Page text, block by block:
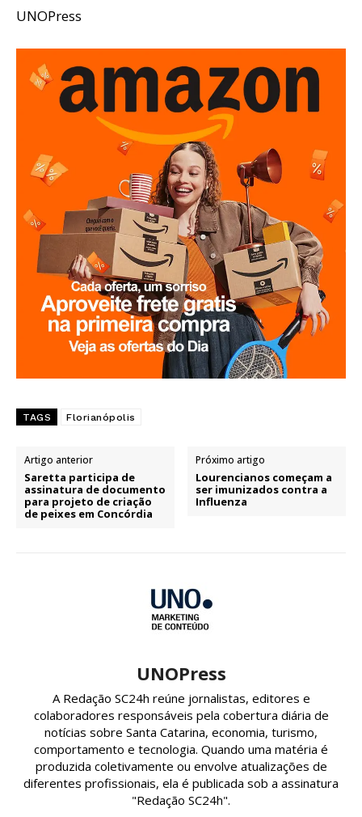
UNOPress
TAGS Florianópolis
Artigo anterior
Saretta participa de
assinatura de documento
para projeto de criação
de peixes em Concórdia
Próximo artigo
Lourencianos começam a
ser imunizados contra a
Influenza
UNOPress
A Redação SC24h reúne jornalistas, editores e
colaboradores responsáveis pela cobertura diária de
notícias sobre Santa Catarina, economia, turismo,
comportamento e tecnologia. Quando uma matéria é
produzida coletivamente ou envolve atualizações de
diferentes profissionais, ela é publicada sob a assinatura
"Redação SC24h".